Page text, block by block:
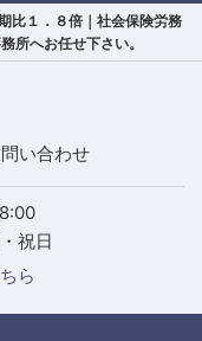
比１．８倍｜社会保険労務
所へお任せ下さい。
祝日
ら